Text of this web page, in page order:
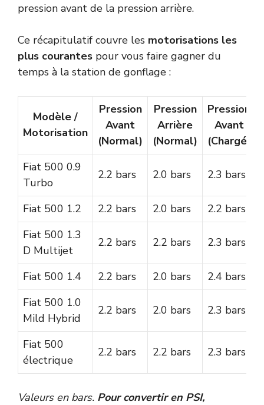
pression avant de la pression arrière.
Ce récapitulatif couvre les motorisations les
plus courantes pour vous faire gagner du
temps à la station de gonflage :
Modèle /
Motorisation
Pression
Avant
(Normal)
Pression
Arrière
(Normal)
Pression
Avant
(Chargé)
Fiat 500 0.9
Turbo
2.2 bars 2.0 bars 2.3 bars
Fiat 500 1.2 2.2 bars 2.0 bars 2.2 bars
Fiat 500 1.3
D Multijet
2.2 bars 2.2 bars 2.3 bars
Fiat 500 1.4 2.2 bars 2.0 bars 2.4 bars
Fiat 500 1.0
Mild Hybrid
2.2 bars 2.0 bars 2.3 bars
Fiat 500
électrique
2.2 bars 2.2 bars 2.3 bars
Valeurs en bars. Pour convertir en PSI,